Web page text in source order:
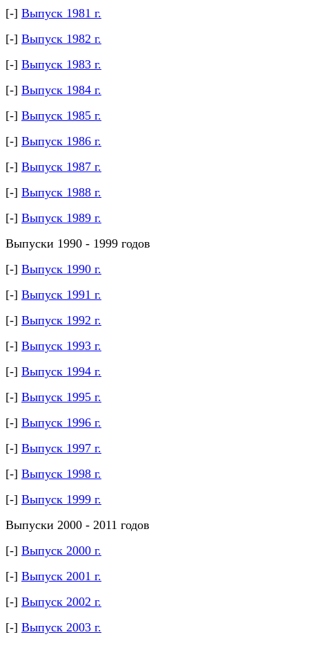
[-] Выпуск 1981 г.
[-] Выпуск 1982 г.
[-] Выпуск 1983 г.
[-] Выпуск 1984 г.
[-] Выпуск 1985 г.
[-] Выпуск 1986 г.
[-] Выпуск 1987 г.
[-] Выпуск 1988 г.
[-] Выпуск 1989 г.
Выпуски 1990 - 1999 годов
[-] Выпуск 1990 г.
[-] Выпуск 1991 г.
[-] Выпуск 1992 г.
[-] Выпуск 1993 г.
[-] Выпуск 1994 г.
[-] Выпуск 1995 г.
[-] Выпуск 1996 г.
[-] Выпуск 1997 г.
[-] Выпуск 1998 г.
[-] Выпуск 1999 г.
Выпуски 2000 - 2011 годов
[-] Выпуск 2000 г.
[-] Выпуск 2001 г.
[-] Выпуск 2002 г.
[-] Выпуск 2003 г.